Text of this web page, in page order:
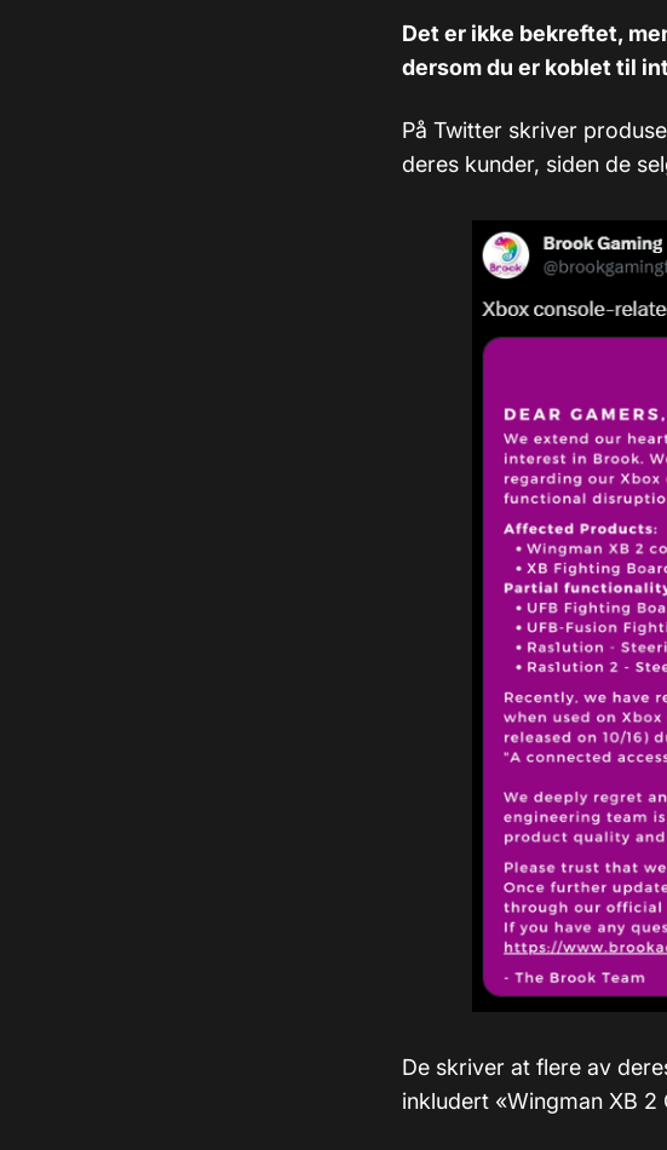
Det er ikke bekreftet,
dersom du er koblet til
På Twitter skriver
deres kunder, siden de
De skriver at flere av
inkludert «Wingman XB